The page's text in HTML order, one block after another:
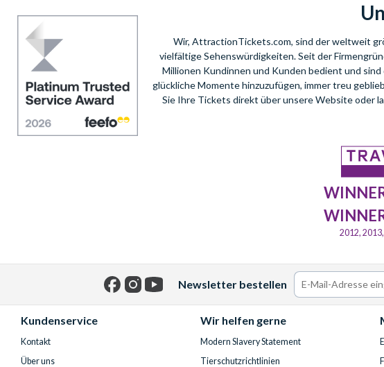
Wir, AttractionTickets.com, sind der weltweit
vielfältige Sehenswürdigkeiten. Seit der
Millionen Kundinnen und Kunden bedient und
glückliche Momente hinzuzufügen, immer treu
Sie Ihre Tickets direkt über unsere Website oder
2012,
Newsletter bestellen
Kundenservice
Kontakt
Über uns
Wir helfen gerne
Modern Slavery Statement
Tierschutzrichtlinien